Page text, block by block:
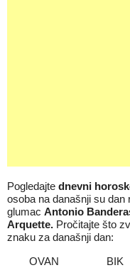
Pogledajte dnevni
osoba na današnji su dan
glumac Antonio
Arquette. Pročitajte što
znaku za današnji dan:
OVAN
BIK